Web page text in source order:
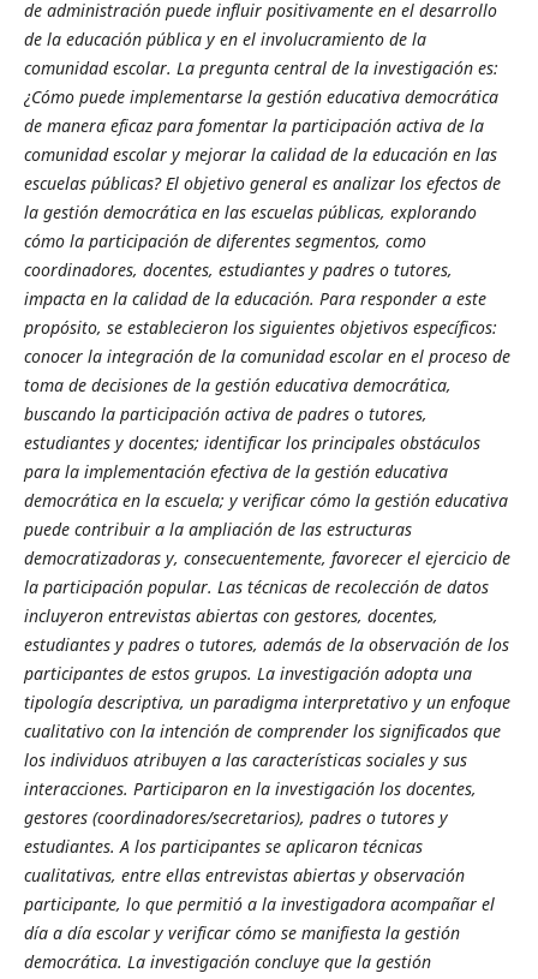
de administración puede influir positivamente en el desarrollo
de la educación pública y en el involucramiento de la
comunidad escolar. La pregunta central de la investigación es:
¿Cómo puede implementarse la gestión educativa democrática
de manera eficaz para fomentar la participación activa de la
comunidad escolar y mejorar la calidad de la educación en las
escuelas públicas? El objetivo general es analizar los efectos de
la gestión democrática en las escuelas públicas, explorando
cómo la participación de diferentes segmentos, como
coordinadores, docentes, estudiantes y padres o tutores,
impacta en la calidad de la educación. Para responder a este
propósito, se establecieron los siguientes objetivos específicos:
conocer la integración de la comunidad escolar en el proceso de
toma de decisiones de la gestión educativa democrática,
buscando la participación activa de padres o tutores,
estudiantes y docentes; identificar los principales obstáculos
para la implementación efectiva de la gestión educativa
democrática en la escuela; y verificar cómo la gestión educativa
puede contribuir a la ampliación de las estructuras
democratizadoras y, consecuentemente, favorecer el ejercicio de
la participación popular. Las técnicas de recolección de datos
incluyeron entrevistas abiertas con gestores, docentes,
estudiantes y padres o tutores, además de la observación de los
participantes de estos grupos. La investigación adopta una
tipología descriptiva, un paradigma interpretativo y un enfoque
cualitativo con la intención de comprender los significados que
los individuos atribuyen a las características sociales y sus
interacciones. Participaron en la investigación los docentes,
gestores (coordinadores/secretarios), padres o tutores y
estudiantes. A los participantes se aplicaron técnicas
cualitativas, entre ellas entrevistas abiertas y observación
participante, lo que permitió a la investigadora acompañar el
día a día escolar y verificar cómo se manifiesta la gestión
democrática. La investigación concluye que la gestión